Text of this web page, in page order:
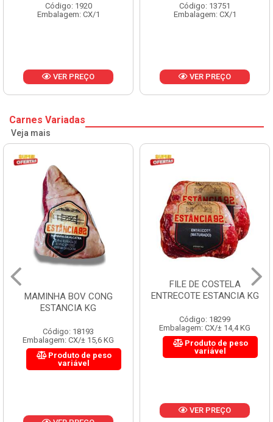
Código: 1920
Embalagem: CX/1
VER PREÇO
Código: 13751
Embalagem: CX/1
VER PREÇO
Carnes Variadas
Veja mais
MAMINHA BOV CONG
ESTANCIA KG
Código: 18193
Embalagem: CX/± 15,6 KG
Produto de peso
variável
FILE DE COSTELA
ENTRECOTE ESTANCIA KG
Código: 18299
Embalagem: CX/± 14,4 KG
Produto de peso
variável
VER PREÇO